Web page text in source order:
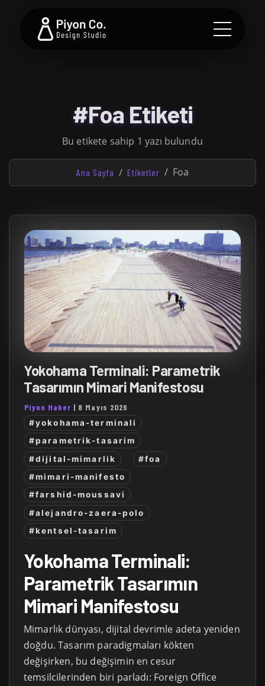
#Foa Etiketi
Bu etikete sahip 1 yazı bulundu
Ana Sayfa Etiketler Foa
Yokohama Terminali: Parametrik
Tasarımın Mimari Manifestosu
Piyon Haber | 8 Mayıs 2026
#yokohama-terminali
#parametrik-tasarim
#dijital-mimarlik
#foa
#mimari-manifesto
#farshid-moussavi
#alejandro-zaera-polo
#kentsel-tasarim
Yokohama Terminali:
Parametrik Tasarımın
Mimari Manifestosu
Mimarlık dünyası, dijital devrimle adeta yeniden
doğdu. Tasarım paradigmaları kökten
değişirken, bu değişimin en cesur
temsilcilerinden biri parladı: Foreign Office